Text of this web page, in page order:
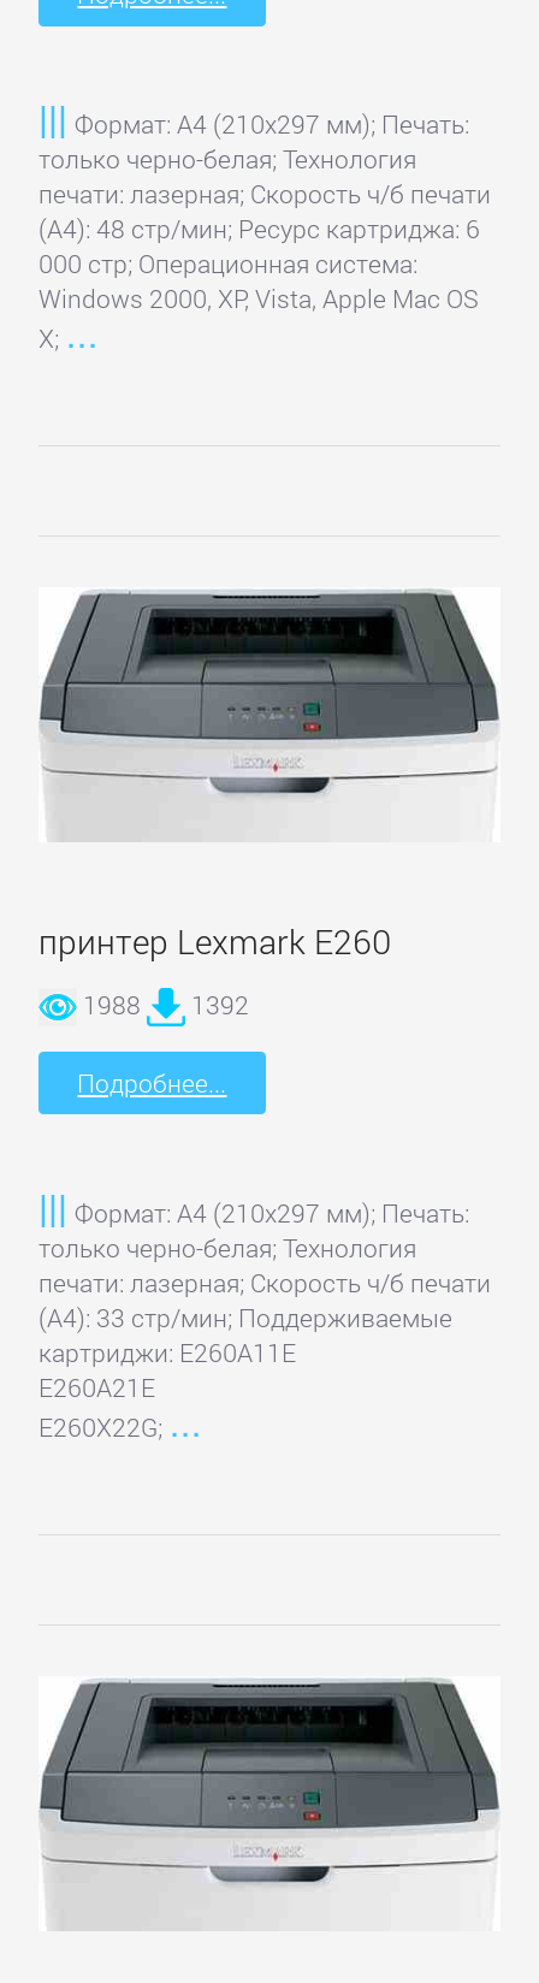
Формат: A4 (210x297 мм); Печать:
только черно-белая; Технология
печати: лазерная; Скорость ч/б печати
(А4): 48 стр/мин; Ресурс картриджа: 6
000 стр; Операционная система:
Windows 2000, XP, Vista, Apple Mac OS
X;
принтер Lexmark E260
1988 1392
Подробнее...
Формат: A4 (210x297 мм); Печать:
только черно-белая; Технология
печати: лазерная; Скорость ч/б печати
(А4): 33 стр/мин; Поддерживаемые
картриджи: E260A11E
E260A21E
E260X22G;
Sony
Xerox